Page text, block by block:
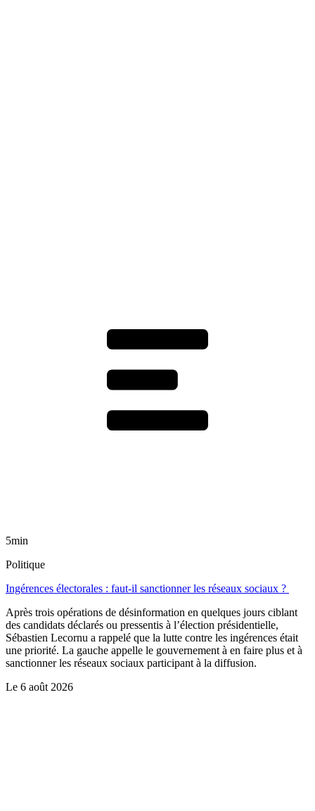
5min
Politique
Ingérences électorales : faut-il sanctionner les réseaux sociaux ?
Après trois opérations de désinformation en quelques jours ciblant
des candidats déclarés ou pressentis à l’élection présidentielle,
Sébastien Lecornu a rappelé que la lutte contre les ingérences était
une priorité. La gauche appelle le gouvernement à en faire plus et à
sanctionner les réseaux sociaux participant à la diffusion.
Le 6 août 2026